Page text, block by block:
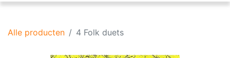
Alle producten 4 Folk duets